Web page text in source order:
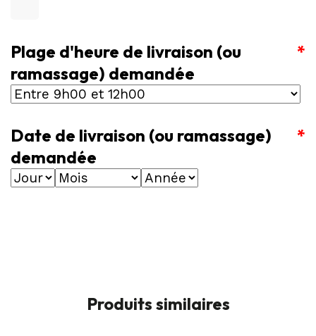
*
Plage d'heure de livraison (ou
ramassage) demandée
*
Date de livraison (ou ramassage)
demandée
Produits similaires